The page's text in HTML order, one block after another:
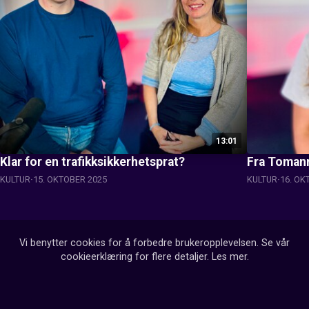
13:01
Klar for en trafikksikkerhetsprat?
KULTUR 15. OKTOBER 2025
Fra
KULTUR 16.
Vi benytter cookies for å forbedre brukeropplevelsen. Se vår
cookieerklæring for flere detaljer. Les mer.